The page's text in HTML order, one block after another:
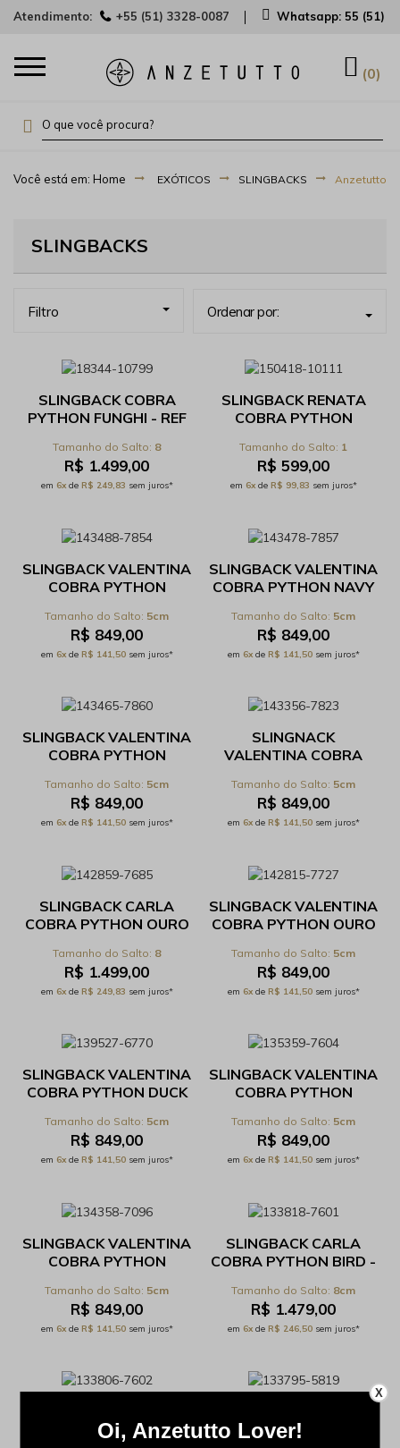
Atendimento: +55 (51) 3328-0087 Whatsapp: 55 (51)
0
EXÓTICOS SLINGBACKS Anzetutto
Filtro
SLINGBACKS
Ordenar por:
SLINGBACK COBRA
PYTHON FUNGHI - REF
8
R$ 1.499,00
em 6xde R$ 249,83 sem juros*
SLINGBACK RENATA
COBRA PYTHON
29.3.028C
1
R$ 599,00
em 6xde R$ 99,83 sem juros*
SLINGBACK VALENTINA
COBRA PYTHON
PANTANO - REF
53.1.365C
5cm
R$ 849,00
em 6xde R$ 141,50sem juros*
SLINGBACK VALENTINA
COBRA PYTHON NAVY
5cm
R$ 849,00
em 6xde R$ 141,50sem juros*
SLINGBACK VALENTINA
COBRA PYTHON
5cm
R$ 849,00
em 6xde R$ 141,50sem juros*
SLINGNACK
VALENTINA COBRA
53.G.365C 5cm
R$ 849,00
em 6xde R$ 141,50sem juros*
SLINGBACK CARLA
COBRA PYTHON OURO
43.17.131C
8
R$ 1.499,00
em 6xde R$ 249,83 sem juros*
SLINGBACK VALENTINA
COBRA PYTHON OURO
5cm
R$ 849,00
em 6xde R$ 141,50sem juros*
SLINGBACK VALENTINA
COBRA PYTHON DUCK
REF 53.G.365C5cm
R$ 849,00
em 6xde R$ 141,50sem juros*
SLINGBACK VALENTINA
COBRA PYTHON
ONIX - REF 53.1.365C
5cm
R$ 849,00
em 6xde R$ 141,50sem juros*
SLINGBACK VALENTINA
COBRA PYTHON
REF 53.14.365C
5cm
R$ 849,00
em 6xde R$ 141,50sem juros*
SLINGBACK CARLA
COBRA PYTHON BIRD -
8cm
R$ 1.479,00
em 6xde R$ 246,50sem juros*
COBRA PYTHON
COBRA PYTHON NAVY
X